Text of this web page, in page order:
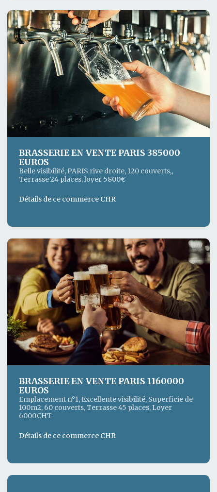
BRASSERIE EN VENTE PARIS 385000
EUROS
Belle visibilité, PARIS rive droite, 120 couverts,,
Terrasse 24 places, loyer 5800€
Détails de ce commerce CHR
BRASSERIE EN VENTE PARIS 1160000
EUROS
Emplacement n°1, Excellente visibilité, Superficie de
100m2, 60 couverts, Terrasse 45 places, Loyer
6000€HT
Détails de ce commerce CHR